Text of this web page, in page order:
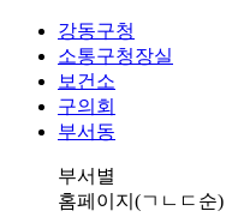
강동구청
소통구청장실
보건소
구의회
부서동
부서별
홈페이지 (ㄱㄴㄷ순)